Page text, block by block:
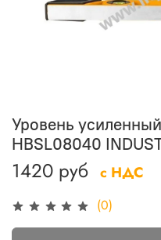
(0)
Уровень
HBSL08040
1420 руб с НДС